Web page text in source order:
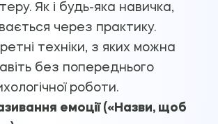
Як і будь-яка навичка,
через практику.
техніки, з яких можна
без попереднього
роботи.
емоції («Назви, щоб